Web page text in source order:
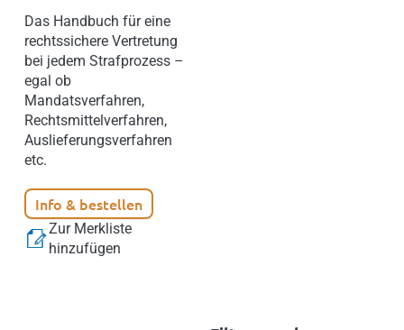
Das Handbuch für eine
rechtssichere Vertretung
bei jedem Strafprozess –
egal ob
Mandatsverfahren,
Rechtsmittelverfahren,
Auslieferungsverfahren
etc.
Info & bestellen
Zur Merkliste
hinzufügen